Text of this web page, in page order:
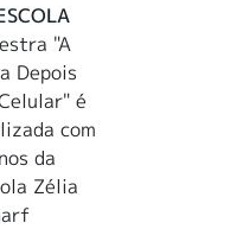
"A
Depois
é
com
da
Zélia